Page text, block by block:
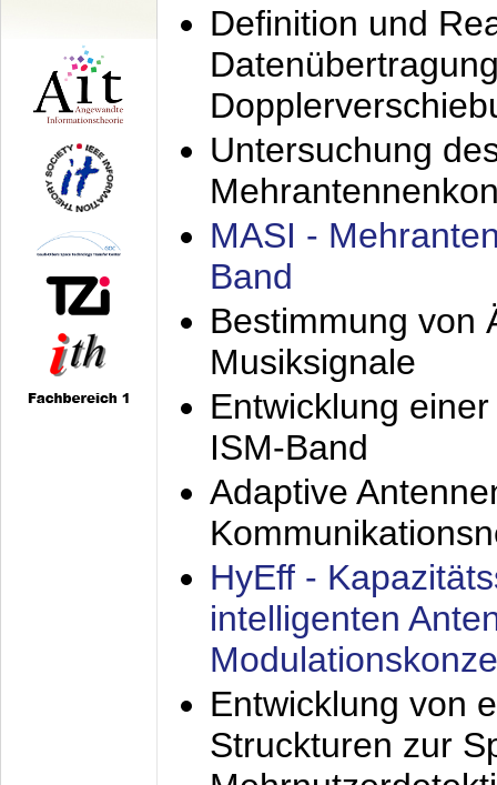
Definition und
Untersuchung
MASI -
Band
Bestimmung von
Musiksignale
Entwicklung
ISM-Band
Adaptive
HyEff -
intelligenten
Entwicklung von
Struckturen zur